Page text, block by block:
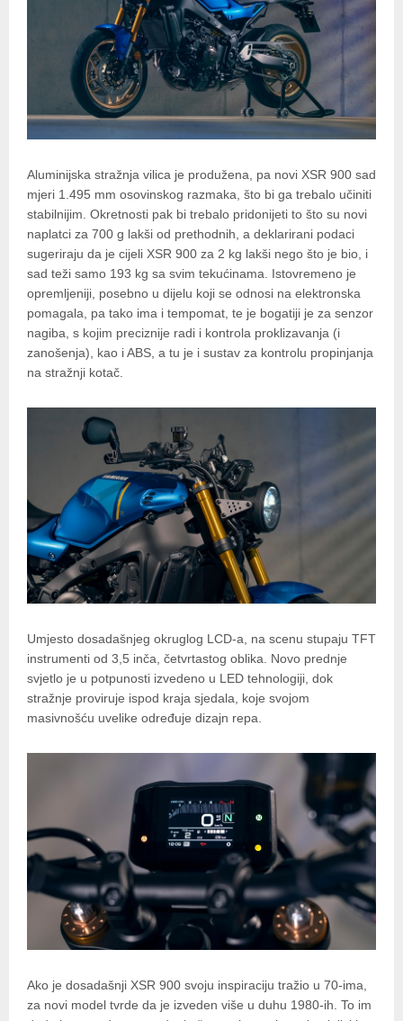
Aluminijska stražnja vilica je produžena, pa novi XSR 900 sad
mjeri 1.495 mm osovinskog razmaka, što bi ga trebalo učiniti
stabilnijim. Okretnosti pak bi trebalo pridonijeti to što su novi
naplatci za 700 g lakši od prethodnih, a deklarirani podaci
sugeriraju da je cijeli XSR 900 za 2 kg lakši nego što je bio, i
sad teži samo 193 kg sa svim tekućinama. Istovremeno je
opremljeniji, posebno u dijelu koji se odnosi na elektronska
pomagala, pa tako ima i tempomat, te je bogatiji je za senzor
nagiba, s kojim preciznije radi i kontrola proklizavanja (i
zanošenja), kao i ABS, a tu je i sustav za kontrolu propinjanja
na stražnji kotač.
Umjesto dosadašnjeg okruglog LCD-a, na scenu stupaju TFT
instrumenti od 3,5 inča, četvrtastog oblika. Novo prednje
svjetlo je u potpunosti izvedeno u LED tehnologiji, dok
stražnje proviruje ispod kraja sjedala, koje svojom
masivnošću uvelike određuje dizajn repa.
Ako je dosadašnji XSR 900 svoju inspiraciju tražio u 70-ima,
za novi model tvrde da je izveden više u duhu 1980-ih. To im